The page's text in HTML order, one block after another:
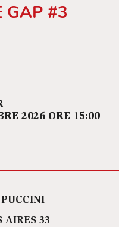
GAP #3
2026 ORE 15:00
AIRES 33